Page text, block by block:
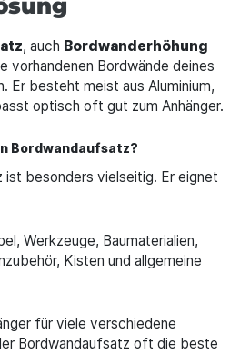
, auch Bordwanderhöhung
vorhandenen Bordwände deines
Er besteht meist aus Aluminium,
optisch oft gut zum Anhänger.
Bordwandaufsatz?
ist besonders vielseitig. Er eignet
Werkzeuge, Baumaterialien,
Kisten und allgemeine
für viele verschiedene
Bordwandaufsatz oft die beste